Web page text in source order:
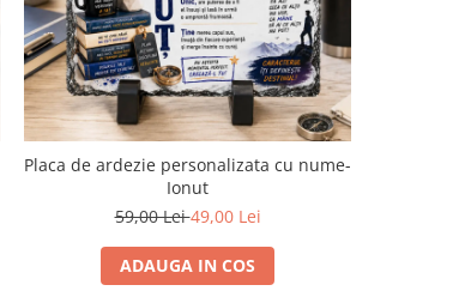
Placa de ardezie personalizata cu nume-
Ionut
59,00 Lei49,00 Lei
ADAUGA IN COS